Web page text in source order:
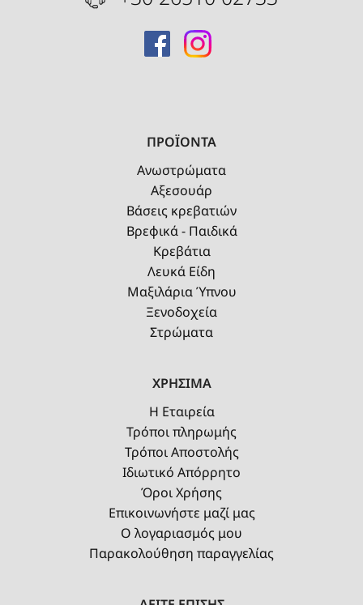
ΠΡΟΪΟΝΤΑ
Ανωστρώματα
Αξεσουάρ
Βάσεις κρεβατιών
Βρεφικά - Παιδικά
Κρεβάτια
Λευκά Είδη
Μαξιλάρια Ύπνου
Ξενοδοχεία
Στρώματα
ΧΡΗΣΙΜΑ
Η Εταιρεία
Τρόποι πληρωμής
Τρόποι Αποστολής
Ιδιωτικό Απόρρητο
Όροι Χρήσης
Επικοινωνήστε μαζί μας
Ο λογαριασμός μου
Παρακολούθηση παραγγελίας